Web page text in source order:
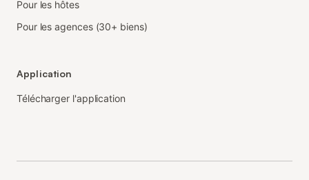
Pour les hôtes
Pour les agences (30+ biens)
Application
Télécharger l'application